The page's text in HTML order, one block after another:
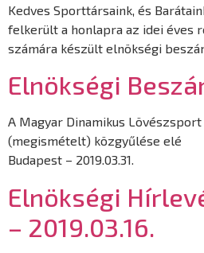
Kedves Sporttársaink, és
felkerült a honlapra az idei éves
számára készült elnökségi
Elnökségi
A Magyar Dinamikus
(megismételt) közgyűlése elé
Budapest – 2019.03.31.
Elnökségi
– 2019.03.16.